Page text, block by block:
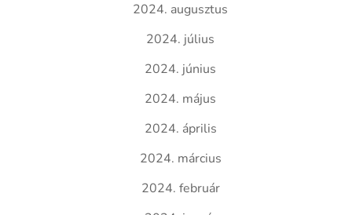
2024. augusztus
2024. július
2024. június
2024. május
2024. április
2024. március
2024. február